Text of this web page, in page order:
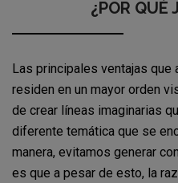
¿POR QUÉ
Las principales ventajas que
residen en un mayor orden
de crear líneas imaginarias
diferente temática que se
manera, evitamos generar
es que a pesar de esto, la